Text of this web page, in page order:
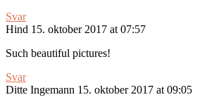
Svar
Hind 15. oktober 2017 at 07:57
Such beautiful pictures!
Svar
Ditte Ingemann 15. oktober 2017 at 09:05